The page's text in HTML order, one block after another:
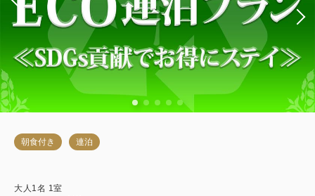
朝食付き 連泊
大人 1名 1室